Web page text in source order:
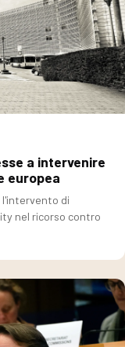
a intervenire
europea
l'intervento di
nel ricorso contro